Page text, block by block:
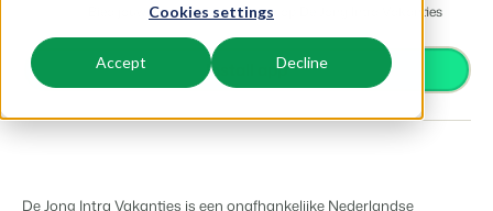
Cookies settings
Accept Decline
Adverteer jouw aanbod op een mix van kanalen.
Integreer jouw favoriete apps en tools.
Villa's, bungalows, chalets en boomhutten.
Hotelkamers, appartementen, B&Bs en pensions.
Ski-, spa-, duik- en golfresorts.
Kennis
BEX Educate | Pro
Blijven leren, blijven leiden in de recreatie.
Prijzen
Klantverhalen
Betaalproviders
Ontvang betalingen
Distributie
Plaats je aanbod op een mix van kanalen
Gasttechnologie
Bied jouw accommodaties aan op De Jong Intra Vakanties
Install app
De Jong Intra Vakanties is een onafhankelijke Nederlandse